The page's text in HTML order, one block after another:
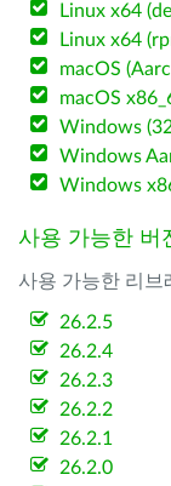
Linux x64
Linux x64
macOS
macOS
Windows
Windows
Windows
사용 가능한 버
사용 가능한 리브
26.2.5
26.2.4
26.2.3
26.2.2
26.2.1
26.2.0